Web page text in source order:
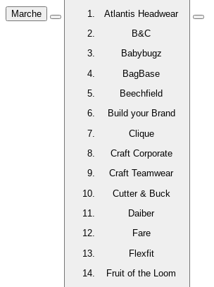
Marche
Atlantis Headwear
B&C
Babybugz
BagBase
Beechfield
Build your Brand
Clique
Craft Corporate
Craft Teamwear
Cutter & Buck
Daiber
Fare
Flexfit
Fruit of the Loom